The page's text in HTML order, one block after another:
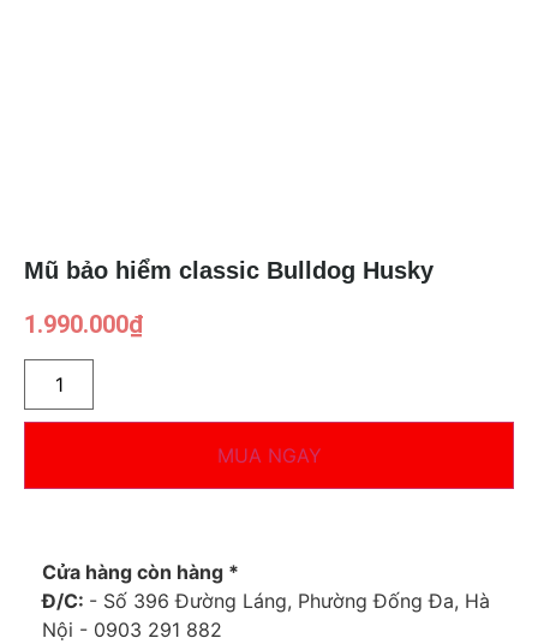
Mũ bảo hiểm classic Bulldog Husky
1.990.000₫
MUA NGAY
Cửa hàng còn hàng *
Đ/C: - Số 396 Đường Láng, Phường Đống Đa, Hà
Nội - 0903 291 882